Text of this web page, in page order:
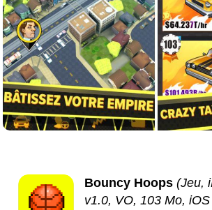
Bouncy Hoops (Jeu,
v1.0, VO, 103 Mo, iOS